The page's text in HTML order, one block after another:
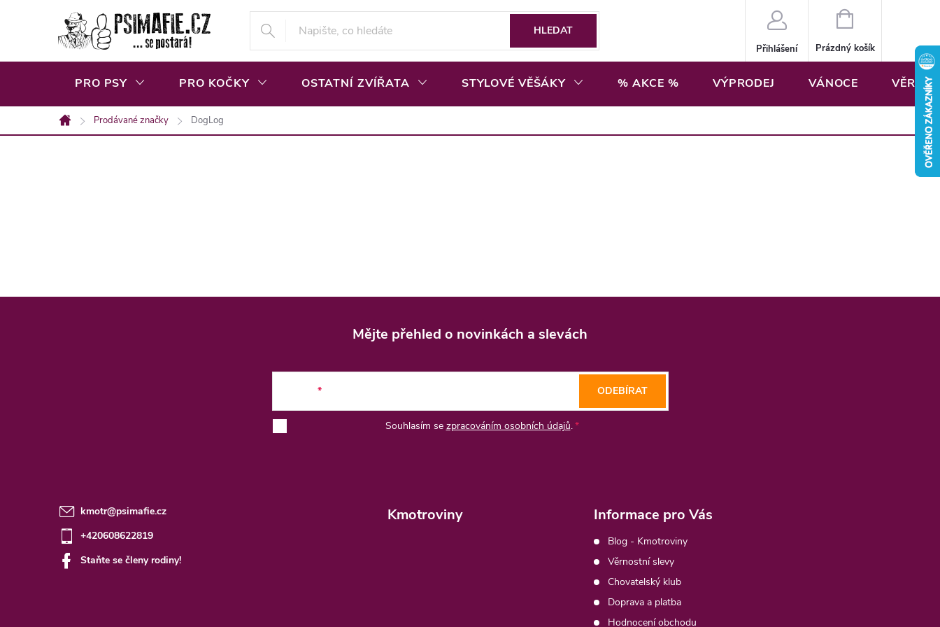
HLEDAT
Přihlášení
NÁKUPNÍ
Prázdný košík
PRO PSY PRO KOČKY OSTATNÍ ZVÍŘATA STYLOVÉ VĚŠÁKY % AKCE % VÝPRODEJ VÁNOCE
Domů
Prodávané značky DogLog
Mějte přehled o novinkách a slevách
Souhlasím se zpracováním osobních údajů.
ODEBÍRAT
kmotr@psimafie.cz
+420608622819
Staňte se členy rodiny!
Kmotroviny Informace pro Vás
Blog - Kmotroviny
Věrnostní slevy
Chovatelský klub
Doprava a platba
Hodnocení obchodu